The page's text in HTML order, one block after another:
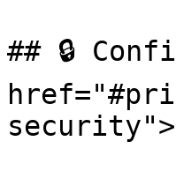
## 🔒